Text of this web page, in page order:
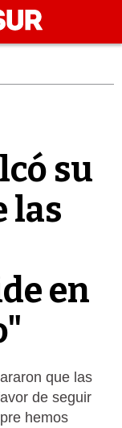
su
las
en
que las
de seguir
hemos